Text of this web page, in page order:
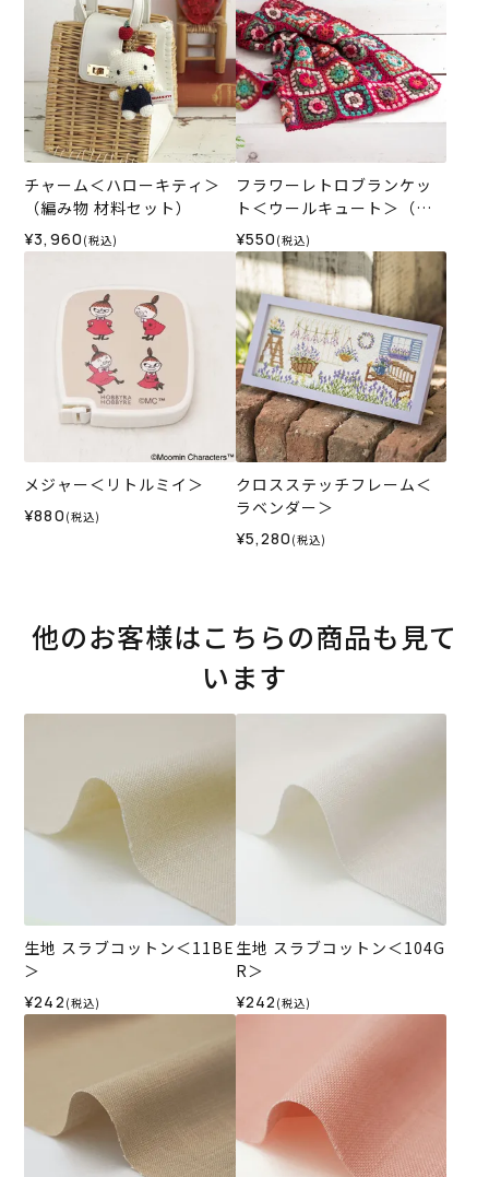
チャーム＜ハローキティ＞
（編み物 材料セット）
¥3,960 (税込)
フラワーレトロブランケッ
ト＜ウールキュート＞（レ
シピ）
¥550 (税込)
メジャー＜リトルミイ＞
¥880 (税込)
クロスステッチフレーム＜
ラベンダー＞
¥5,280 (税込)
他のお客様はこちらの商品も見て
います
生地 スラブコットン＜11BE
＞
¥242 (税込)
生地 スラブコットン＜104G
R＞
¥242 (税込)